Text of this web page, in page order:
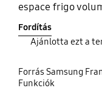
espace frigo
Fordítás
Ajánlotta ezt a
Forrás Samsung
Funkciók